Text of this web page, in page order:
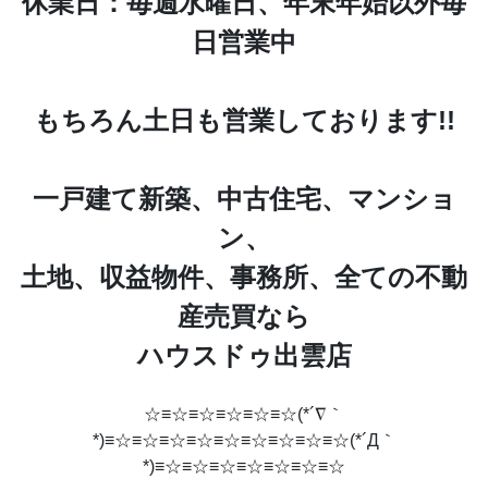
日営業中
もちろん土日も営業しております!!
一戸建て新築、中古住宅、マンショ
ン、
土地、収益物件、事務所、全ての不動
産売買なら
ハウスドゥ出雲店
☆≡☆≡☆≡☆≡☆≡☆(*´∇｀
*)≡☆≡☆≡☆≡☆≡☆≡☆≡☆≡☆≡☆(*´Д｀
*)≡☆≡☆≡☆≡☆≡☆≡☆≡☆